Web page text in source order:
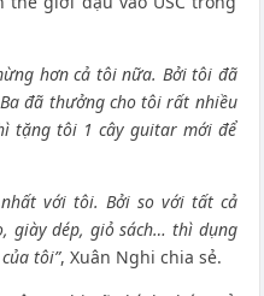
hơn cả tôi nữa. Bởi tôi đã
đã thưởng cho tôi rất nhiều
tặng tôi 1 cây guitar mới để
với tôi. Bởi so với tất cả
giày dép, giỏ sách… thì dụng
tôi”, Xuân Nghi chia sẻ.